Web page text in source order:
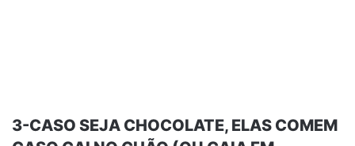
3-CASO SEJA CHOCOLATE, ELAS COMEM